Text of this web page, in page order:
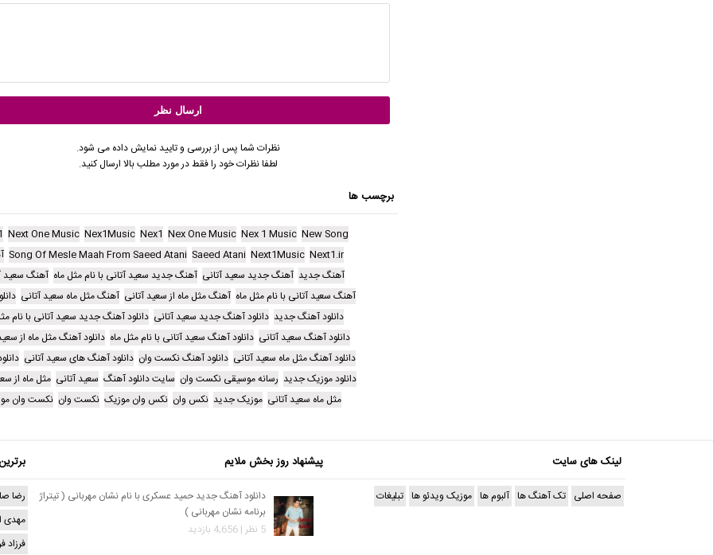
نظرات شما پس از بررسی و تایید نمایش داده می شود.
لطفا نظرات خود را فقط در مورد مطلب بالا ارسال کنید.
برچسب ها
New Song
Nex 1 Music
Nex One Music
Nex1
Nex1Music
Next One Music
Next1.ir
Next1Music
Saeed Atani
Song Of Mesle Maah From Saeed Atani
آهنگ جدید آهنگ جدید سعید آتانی آهنگ جدید سعید آتانی با نام مثل ماه آهنگ سعید
آهنگ سعید آتانی با نام مثل ماه آهنگ مثل ماه از سعید آتانی آهنگ مثل ماه سعید آتانی
دانلود آهنگ جدید دانلود آهنگ جدید سعید آتانی دانلود آهنگ جدید سعید آتانی با نام
دانلود آهنگ سعید آتانی دانلود آهنگ سعید آتانی با نام مثل ماه دانلود آهنگ مثل ماه از
دانلود آهنگ مثل ماه سعید آتانی دانلود آهنگ نکست وان دانلود آهنگ های سعید آتانی
دانلود موزیک جدید رسانه موسیقی نکست وان سایت دانلود آهنگ سعید آتانی مثل ماه از
مثل ماه سعید آتانی موزیک جدید نکس وان نکس وان موزیک نکست وان نکست وان
لینک های سایت
صفحه اصلی تک آهنگ ها آلبوم ها موزیک ویدئو ها تبلیغات
پیشنهاد روز بخش ملایم
دانلود آهنگ جدید حمید عسکری با نام نشان مهربانی ( تیتراژ
برنامه نشان مهربانی )
5 نظر | 4,656 بازدید
رضا
مهدی
فرزاد